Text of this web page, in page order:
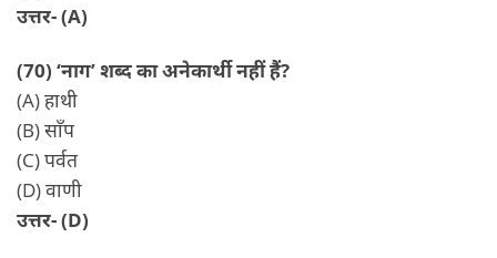
उत्तर- (A)
(70) ‘नाग’ शब्द का अनेकार्थी नहीं हैं?
(A) हाथी
(B) साँप
(C) पर्वत
(D) वाणी
उत्तर- (D)